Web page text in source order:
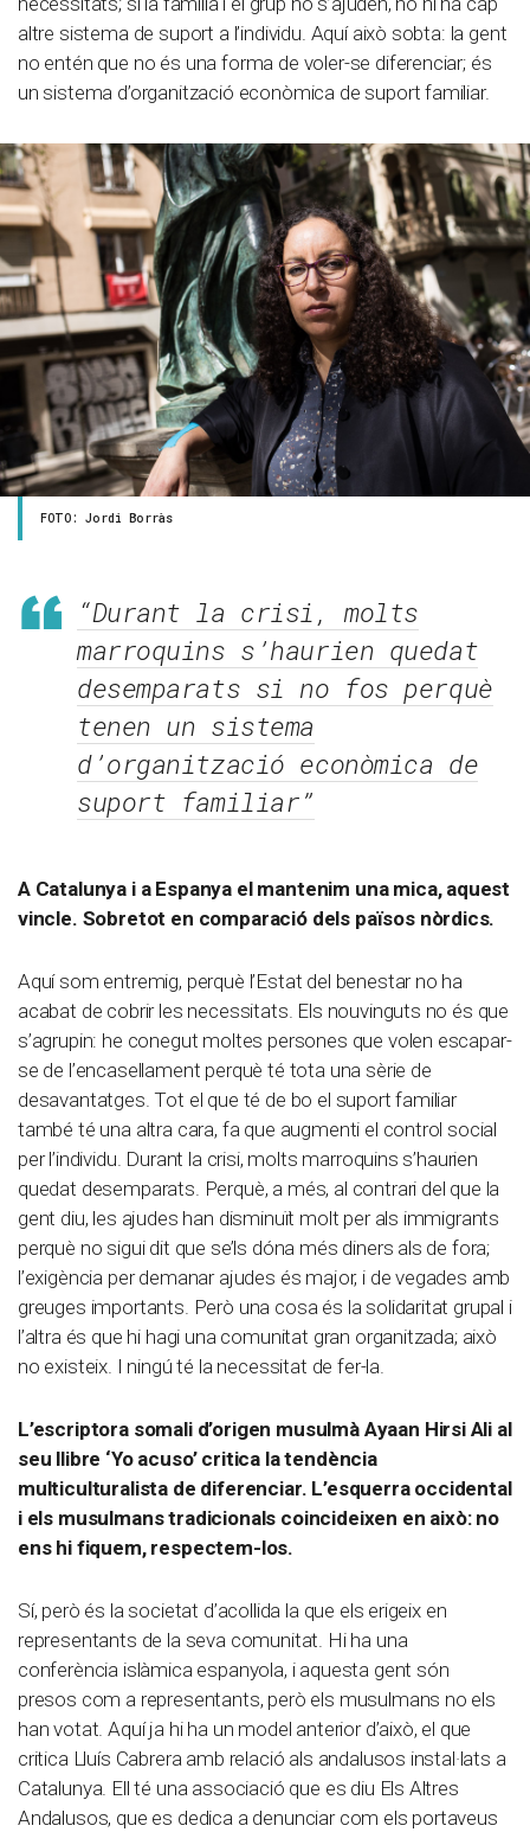
altre sistema de suport a l’individu. Aquí això sobta: la gent
no entén que no és una forma de voler-se diferenciar; és
un sistema d’organització econòmica de suport familiar.
FOTO: Jordi Borràs
“Durant la crisi, molts
marroquins s’haurien quedat
desemparats si no fos perquè
tenen un sistema
d’organització econòmica de
suport familiar”
A Catalunya i a Espanya el mantenim una mica, aquest
vincle. Sobretot en comparació dels països nòrdics.
Aquí som entremig, perquè l’Estat del benestar no ha
acabat de cobrir les necessitats. Els nouvinguts no és que
s’agrupin: he conegut moltes persones que volen escapar-
se de l’encasellament perquè té tota una sèrie de
desavantatges. Tot el que té de bo el suport familiar
també té una altra cara, fa que augmenti el control social
per l’individu. Durant la crisi, molts marroquins s’haurien
quedat desemparats. Perquè, a més, al contrari del que la
gent diu, les ajudes han disminuït molt per als immigrants
perquè no sigui dit que se’ls dóna més diners als de fora;
l’exigència per demanar ajudes és major, i de vegades amb
greuges importants. Però una cosa és la solidaritat grupal i
l’altra és que hi hagi una comunitat gran organitzada; això
no existeix. I ningú té la necessitat de fer-la.
L’escriptora somali d’origen musulmà Ayaan Hirsi Ali al
seu llibre ‘Yo acuso’ critica la tendència
multiculturalista de diferenciar. L’esquerra occidental
i els musulmans tradicionals coincideixen en això: no
ens hi fiquem, respectem-los.
Sí, però és la societat d’acollida la que els erigeix en
representants de la seva comunitat. Hi ha una
conferència islàmica espanyola, i aquesta gent són
presos com a representants, però els musulmans no els
han votat. Aquí ja hi ha un model anterior d’això, el que
critica Lluís Cabrera amb relació als andalusos instal·lats a
Catalunya. Ell té una associació que es diu Els Altres
Andalusos, que es dedica a denunciar com els portaveus